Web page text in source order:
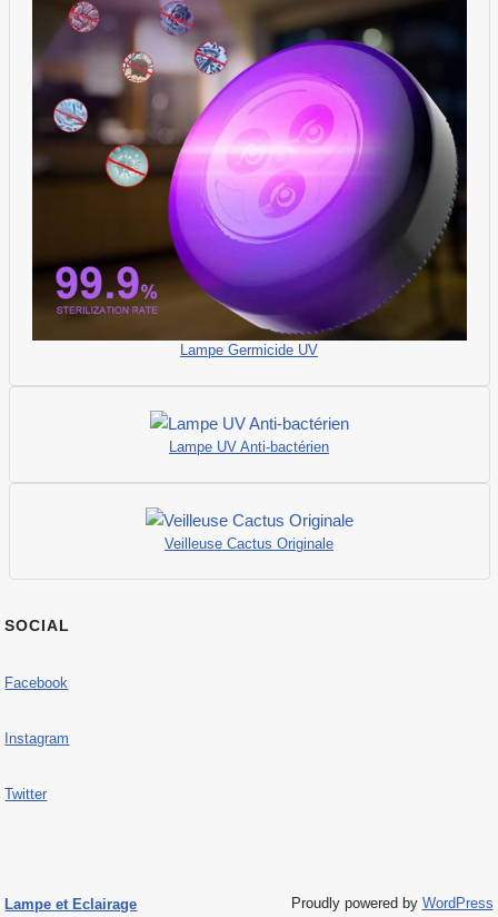
Lampe Germicide UV
Lampe UV Anti-bactérien
Veilleuse Cactus Originale
SOCIAL
Facebook
Instagram
Twitter
Lampe et Eclairage Proudly powered by WordPress